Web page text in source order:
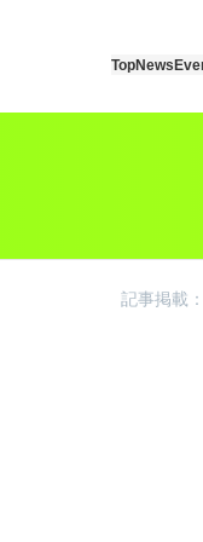
TopNews
記事掲載